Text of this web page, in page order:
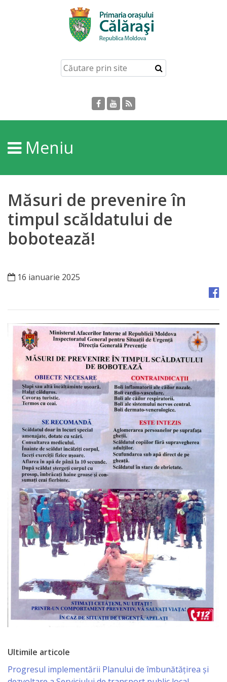
Despre
Orașului
Personalități
Regulamente
Orașe
înfrățite
Strategii
de
Stat
al
Actelor
Locale
Primăria
Aparatul
Primăriei
Lista
colaboratorilor
Primăriei
Călăraşi
Contabilitate
Serviciul
Arhitectură
Urbanism
Meniu
Măsuri de prevenire în
timpul scăldatului de
bobotează!
16 ianuarie 2025
Ultimile articole
Progresul implementării Planului de îmbunătățirea și